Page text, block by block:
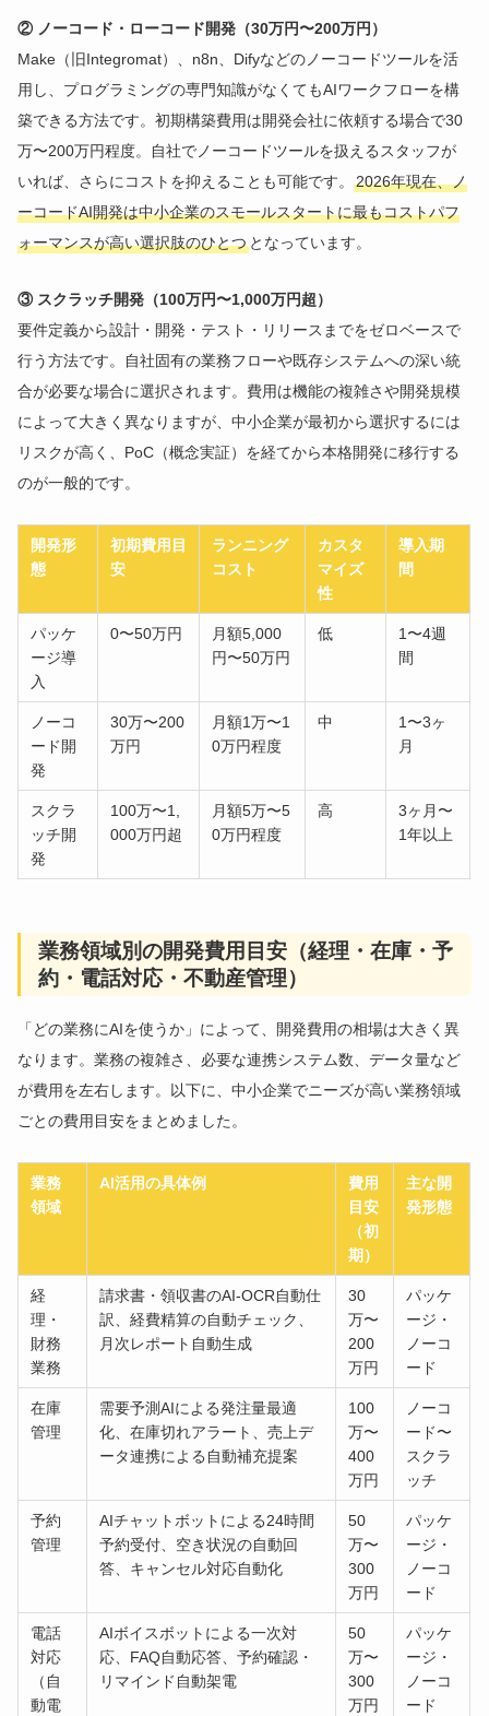
② ノーコード・ローコード開発（30万円〜200万円）
Make（旧Integromat）、n8n、Difyなどのノーコードツールを活
用し、プログラミングの専門知識がなくてもAIワークフローを構
築できる方法です。初期構築費用は開発会社に依頼する場合で30
万〜200万円程度。自社でノーコードツールを扱えるスタッフが
いれば、さらにコストを抑えることも可能です。2026年現在、ノ
ーコードAI開発は中小企業のスモールスタートに最もコストパフ
ォーマンスが高い選択肢のひとつ となっています。
③ スクラッチ開発（100万円〜1,000万円超）
要件定義から設計・開発・テスト・リリースまでをゼロベースで
行う方法です。自社固有の業務フローや既存システムへの深い統
合が必要な場合に選択されます。費用は機能の複雑さや開発規模
によって大きく異なりますが、中小企業が最初から選択するには
リスクが高く、PoC（概念実証）を経てから本格開発に移行する
のが一般的です。
開発形
態
初期費用目
安
ランニング
コスト
カスタ
マイズ
性
導入期
間
パッケ
ージ導
入
0〜50万円
月額5,000
円〜50万円
低
1〜4週
間
ノーコ
ード開
発
30万〜200
万円
月額1万〜1
0万円程度
中
1〜3ヶ
月
スクラ
ッチ開
発
100万〜1,
000万円超
月額5万〜5
0万円程度
高
3ヶ月〜
1年以上
業務領域別の開発費用目安（経理・在庫・予
約・電話対応・不動産管理）
「どの業務にAIを使うか」によって、開発費用の相場は大きく異
なります。業務の複雑さ、必要な連携システム数、データ量など
が費用を左右します。以下に、中小企業でニーズが高い業務領域
ごとの費用目安をまとめました。
業務
領域
AI活用の具体例
費用
目安
（初
期）
主な開
発形態
経
理・
財務
業務
請求書・領収書のAI-OCR自動仕
訳、経費精算の自動チェック、
月次レポート自動生成
30
万〜
200
万円
パッケ
ージ・
ノーコ
ード
在庫
管理
需要予測AIによる発注量最適
化、在庫切れアラート、売上デ
ータ連携による自動補充提案
100
万〜
400
万円
ノーコ
ード〜
スクラ
ッチ
予約
管理
AIチャットボットによる24時間
予約受付、空き状況の自動回
答、キャンセル対応自動化
50
万〜
300
万円
パッケ
ージ・
ノーコ
ード
電話
対応
（自
動電
AIボイスボットによる一次対
応、FAQ自動応答、予約確認・
リマインド自動架電
50
万〜
300
万円
パッケ
ージ・
ノーコ
ード